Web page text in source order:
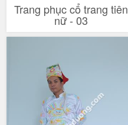
Trang phục cổ trang tiên
nữ - 03